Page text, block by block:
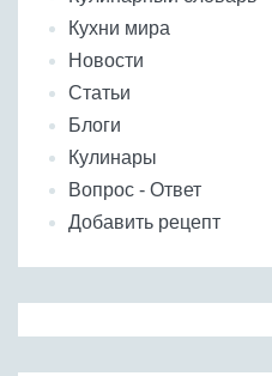
Кухни мира
Новости
Статьи
Блоги
Кулинары
Вопрос - Ответ
Добавить рецепт